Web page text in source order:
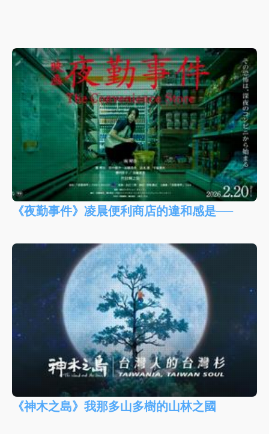
《夜勤事件》凌晨便利商店的違和感是──
《神木之島》我那多山多樹的山林之國